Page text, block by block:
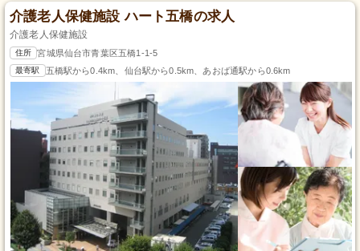
介護老人保健施設 ハート五橋の求人
介護老人保健施設
住所 宮城県仙台市青葉区五橋1-1-5
最寄駅 五橋駅から0.4km、仙台駅から0.5km、あおば通駅から0.6km